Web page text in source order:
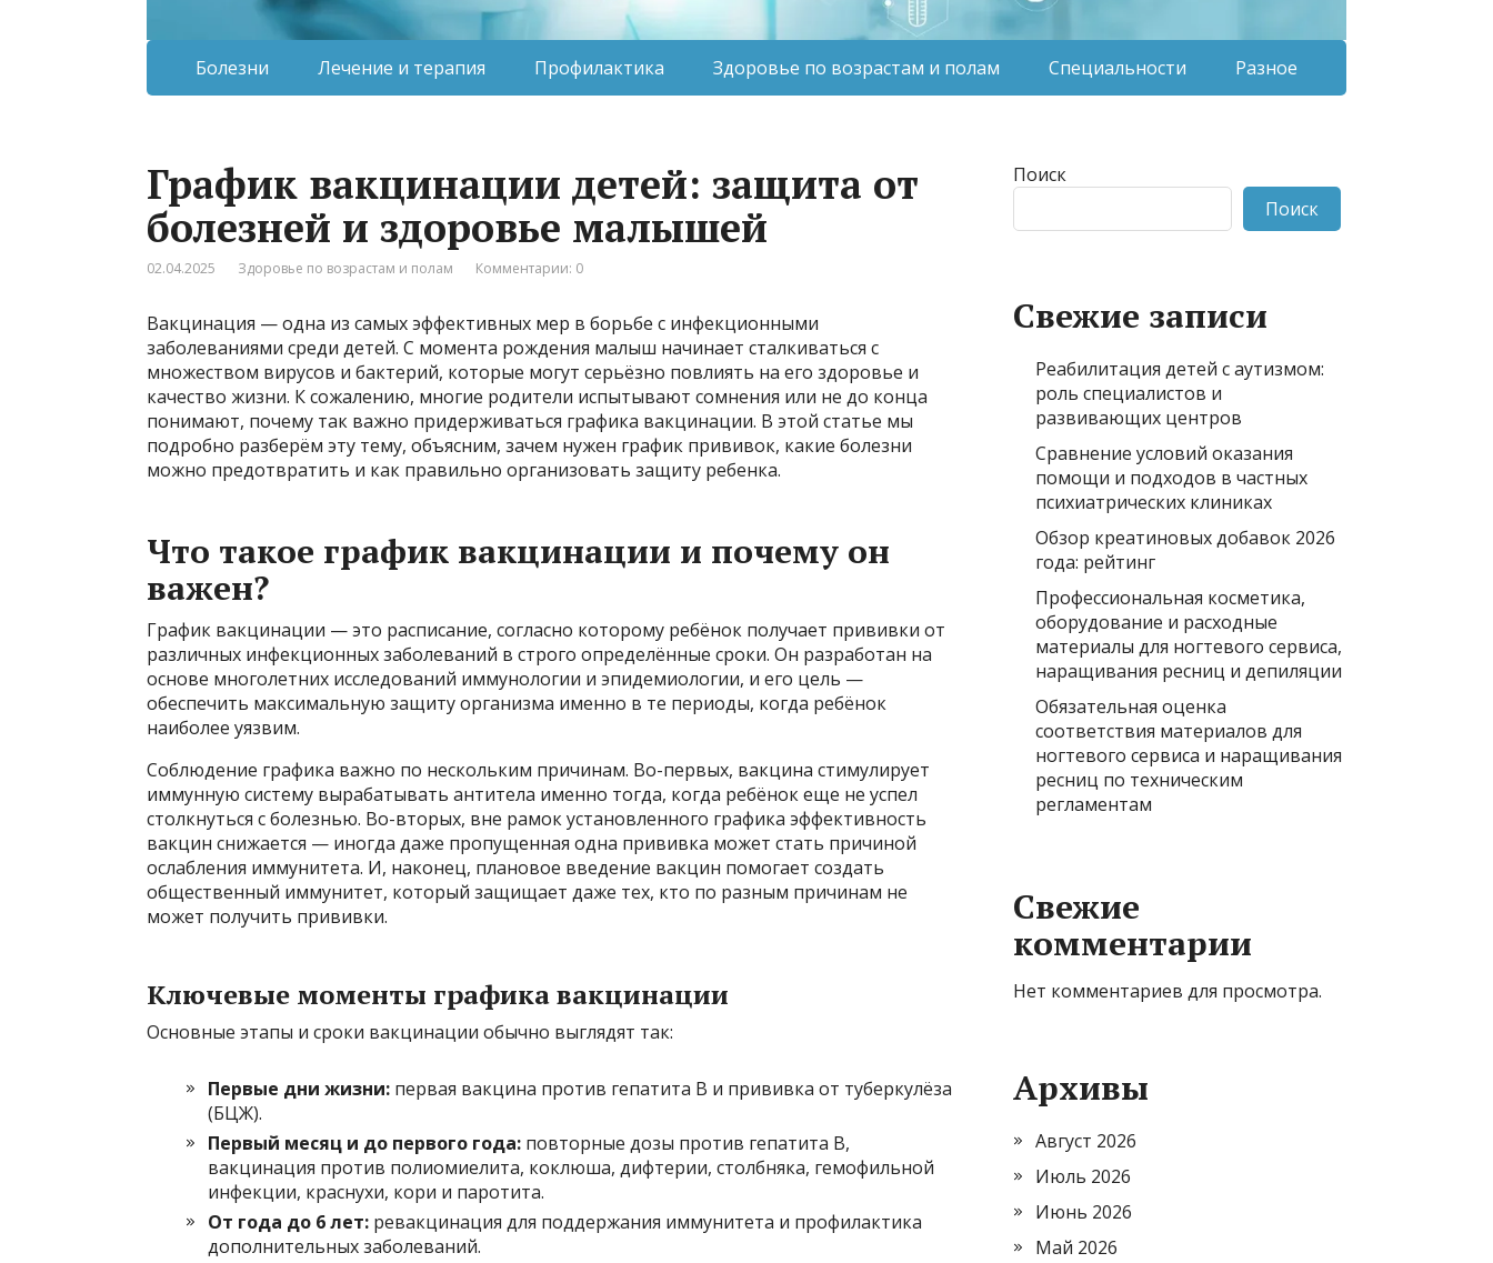
Болезни Лечение и терапия Профилактика Здоровье по возрастам и полам Специальности Разное
График вакцинации детей: защита от
болезней и здоровье малышей
02.04.2025 Здоровье по возрастам и полам Комментарии: 0
Вакцинация — одна из самых эффективных мер в борьбе с инфекционными
заболеваниями среди детей. С момента рождения малыш начинает сталкиваться с
множеством вирусов и бактерий, которые могут серьёзно повлиять на его здоровье и
качество жизни. К сожалению, многие родители испытывают сомнения или не до конца
понимают, почему так важно придерживаться графика вакцинации. В этой статье мы
подробно разберём эту тему, объясним, зачем нужен график прививок, какие болезни
можно предотвратить и как правильно организовать защиту ребенка.
Что такое график вакцинации и почему он
важен?
График вакцинации — это расписание, согласно которому ребёнок получает прививки от
различных инфекционных заболеваний в строго определённые сроки. Он разработан на
основе многолетних исследований иммунологии и эпидемиологии, и его цель —
обеспечить максимальную защиту организма именно в те периоды, когда ребёнок
наиболее уязвим.
Соблюдение графика важно по нескольким причинам. Во-первых, вакцина стимулирует
иммунную систему вырабатывать антитела именно тогда, когда ребёнок еще не успел
столкнуться с болезнью. Во-вторых, вне рамок установленного графика эффективность
вакцин снижается — иногда даже пропущенная одна прививка может стать причиной
ослабления иммунитета. И, наконец, плановое введение вакцин помогает создать
общественный иммунитет, который защищает даже тех, кто по разным причинам не
может получить прививки.
Ключевые моменты графика вакцинации
Основные этапы и сроки вакцинации обычно выглядят так:
Первые дни жизни: первая вакцина против гепатита В и прививка от туберкулёза
(БЦЖ).
Первый месяц и до первого года: повторные дозы против гепатита В,
вакцинация против полиомиелита, коклюша, дифтерии, столбняка, гемофильной
инфекции, краснухи, кори и паротита.
От года до 6 лет: ревакцинация для поддержания иммунитета и профилактика
дополнительных заболеваний.
Поиск
Поиск
Свежие записи
Реабилитация детей с аутизмом:
роль специалистов и
развивающих центров
Сравнение условий оказания
помощи и подходов в частных
психиатрических клиниках
Обзор креатиновых добавок 2026
года: рейтинг
Профессиональная косметика,
оборудование и расходные
материалы для ногтевого сервиса,
наращивания ресниц и депиляции
Обязательная оценка
соответствия материалов для
ногтевого сервиса и наращивания
ресниц по техническим
регламентам
Свежие
комментарии
Нет комментариев для просмотра.
Архивы
Август 2026
Июль 2026
Июнь 2026
Май 2026